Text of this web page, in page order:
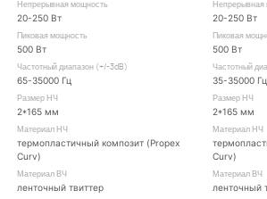
Непрерывная мощность
20-250 Вт
Пиковая мощность
500 Вт
Частотный диапазон (+/-3dB)
65-35000 Гц
Размер НЧ
2*165 мм
Материал НЧ
термопластичный композит (Propex
Curv)
Материал ВЧ
ленточный твиттер
Непрерывная
20-250 Вт
Пиковая
500 Вт
Частотный
35-35000 Гц
Размер НЧ
2*165 мм
Материал НЧ
Curv)
Материал ВЧ
ленточный